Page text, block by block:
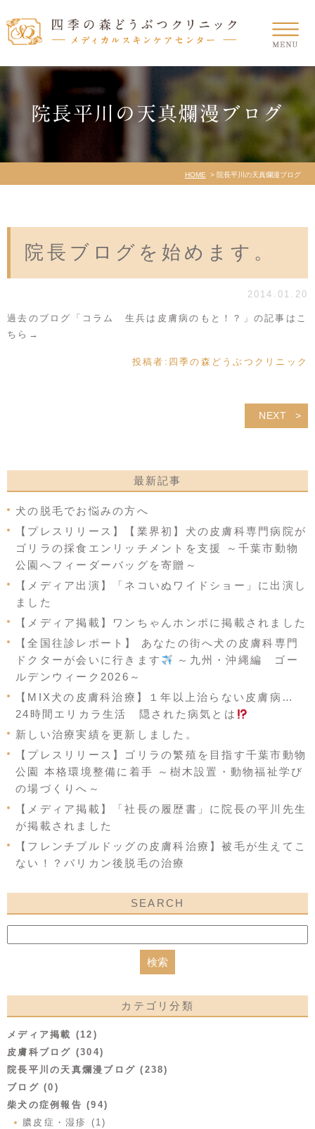
院長平川の天真爛漫ブログ
HOME 院長平川の天真爛漫ブログ
院長ブログを始めます。
2014.01.20
過去のブログ「コラム 生兵は皮膚病のもと！？」の記事は こ
ちら→
投稿者: 四季の森どうぶつクリニック
NEXT
最新記事
犬の脱毛でお悩みの方へ
【プレスリリース】【業界初】犬の皮膚科専門病院が
ゴリラの採食エンリッチメントを支援 ～千葉市動物
公園へフィーダーバッグを寄贈～
【メディア出演】「ネコいぬワイドショー」に出演し
ました
【メディア掲載】ワンちゃんホンポに掲載されました
【全国往診レポート】 あなたの街へ犬の皮膚科専門
ドクターが会いに行きます
～九州・沖縄編 ゴー
ルデンウィーク2026～
【MIX犬の皮膚科治療】１年以上治らない皮膚病…
24時間エリカラ生活 隠された病気とは
新しい治療実績を更新しました。
【プレスリリース】ゴリラの繁殖を目指す千葉市動物
公園 本格環境整備に着手 ～樹木設置・動物福祉学び
の場づくりへ～
【メディア掲載】「社長の履歴書」に院長の平川先生
が掲載されました
【フレンチブルドッグの皮膚科治療】被毛が生えてこ
ない！？バリカン後脱毛の治療
SEARCH
カテゴリ分類
メディア掲載 (12)
皮膚科ブログ (304)
院長平川の天真爛漫ブログ (238)
ブログ (0)
柴犬の症例報告 (94)
膿皮症・湿疹 (1)